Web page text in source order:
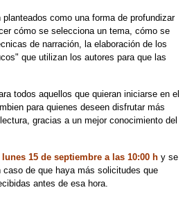
como una forma de profundizar
cómo se selecciona un tema, cómo se
de narración, la elaboración de los
que utilizan los autores para que las
todos aquellos que quieran iniciarse en el
para quienes deseen disfrutar más
gracias a un mejor conocimiento del
15 de septiembre a las 10:00 hy se
caso de que haya más solicitudes que
antes de esa hora.